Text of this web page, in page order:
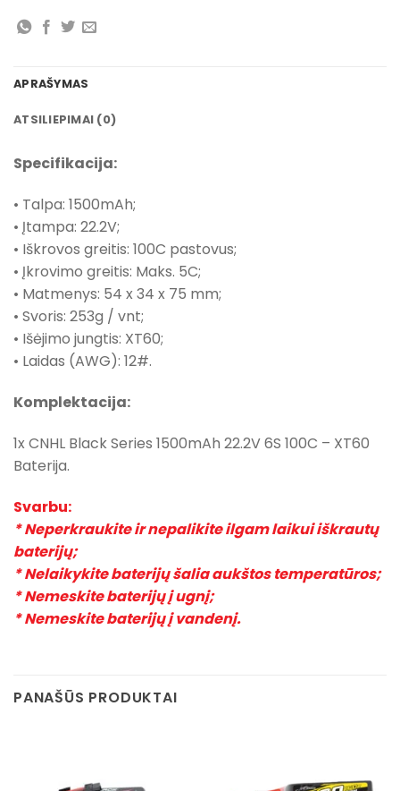
APRAŠYMAS
ATSILIEPIMAI (0)
Specifikacija:
• Talpa: 1500mAh;
• Įtampa: 22.2V;
• Iškrovos greitis: 100C pastovus;
• Įkrovimo greitis: Maks. 5C;
• Matmenys: 54 x 34 x 75 mm;
• Svoris: 253g / vnt;
• Išėjimo jungtis: XT60;
• Laidas (AWG): 12#.
Komplektacija:
1x CNHL Black Series 1500mAh 22.2V 6S 100C – XT60
Baterija.
Svarbu:
* Neperkraukite ir nepalikite ilgam laikui iškrautų
baterijų;
* Nelaikykite baterijų šalia aukštos temperatūros;
* Nemeskite baterijų į ugnį;
* Nemeskite baterijų į vandenį.
PANAŠŪS PRODUKTAI